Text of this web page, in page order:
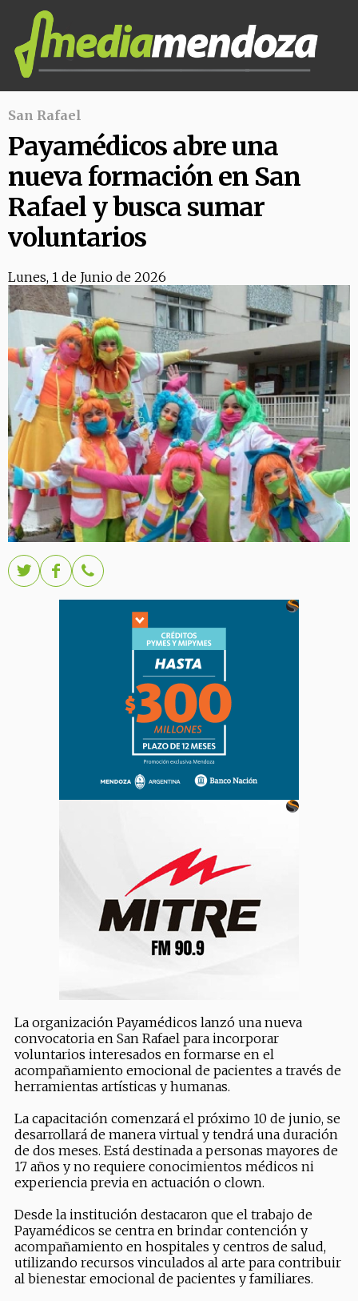
San Rafael
Payamédicos abre una
nueva formación en San
Rafael y busca sumar
voluntarios
Lunes, 1 de Junio de 2026
La organización Payamédicos lanzó una nueva
convocatoria en San Rafael para incorporar
voluntarios interesados en formarse en el
acompañamiento emocional de pacientes a través de
herramientas artísticas y humanas.
La capacitación comenzará el próximo 10 de junio, se
desarrollará de manera virtual y tendrá una duración
de dos meses. Está destinada a personas mayores de
17 años y no requiere conocimientos médicos ni
experiencia previa en actuación o clown.
Desde la institución destacaron que el trabajo de
Payamédicos se centra en brindar contención y
acompañamiento en hospitales y centros de salud,
utilizando recursos vinculados al arte para contribuir
al bienestar emocional de pacientes y familiares.